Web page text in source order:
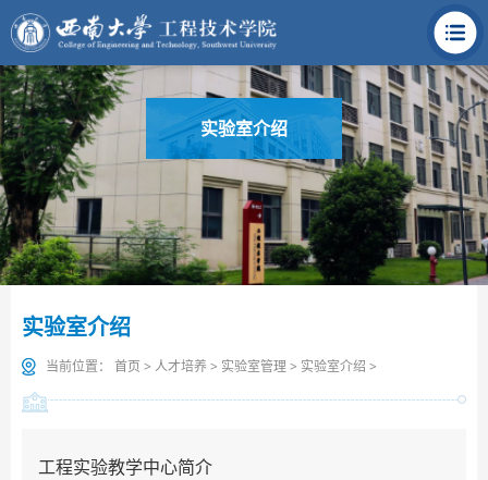
实验室介绍
实验室介绍
当前位置： 首页 > 人才培养 > 实验室管理 > 实验室介绍 >
工程实验教学中心简介